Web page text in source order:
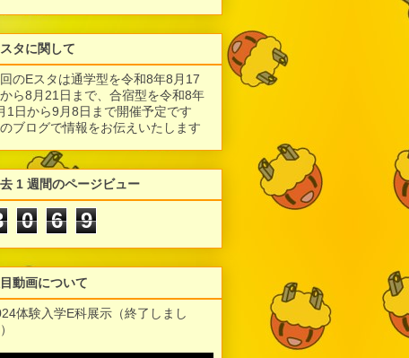
スタに関して
のEスタは通学型を令和8年8月17
ら8月21日まで、合宿型を令和8年
1日から9月8日まで開催予定です
ブログで情報をお伝えいたします
1 週間のページビュー
0 6 9
動画について
体験入学E科展示（終了しまし